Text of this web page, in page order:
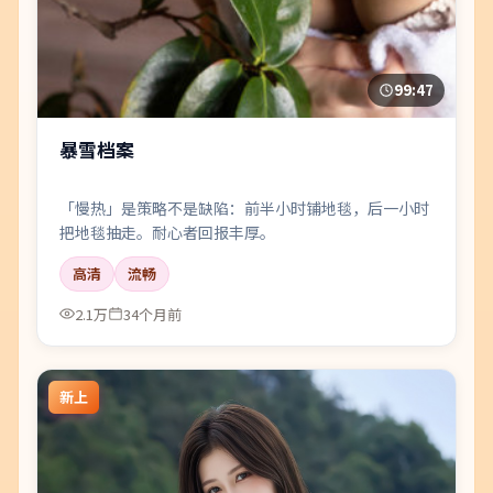
99:47
暴雪档案
「慢热」是策略不是缺陷：前半小时铺地毯，后一小时
把地毯抽走。耐心者回报丰厚。
高清
流畅
2.1万
34个月前
新上